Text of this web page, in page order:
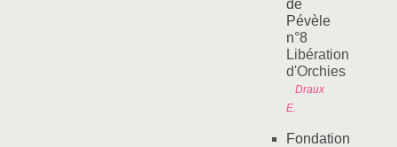
de
Pévèle
n°8
Libération
d'Orchies
Draux
E.
Fondation